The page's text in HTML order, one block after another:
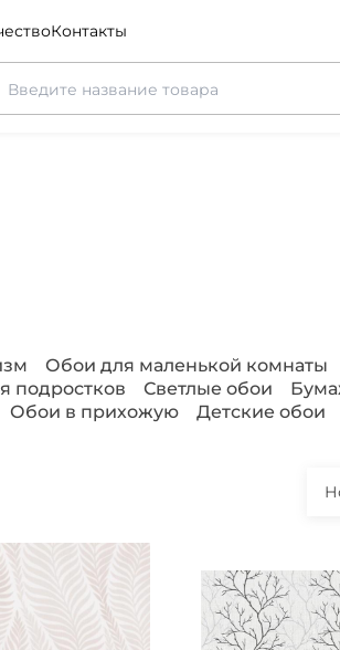
Контакты
Обои для маленькой комнаты
подростков Светлые обои
Обои в прихожую Детские обои